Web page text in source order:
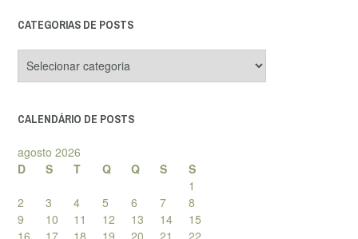
CATEGORIAS DE POSTS
de
CALENDÁRIO DE POSTS
agosto 2026
D
S T Q Q S
S
1
2
3 4 5 6 7
8
9
10 11 12 13 14
15
16
17 18 19 20 21 22